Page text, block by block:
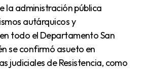
la administración pública
autárquicos y
todo el Departamento San
se confirmó asueto en
judiciales de Resistencia, como